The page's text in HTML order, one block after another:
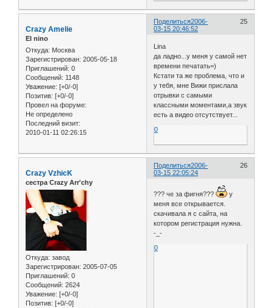
Поделиться 25
2006-
03-15 20:46:52
Crazy Amelie
El nino
Откуда: Москва
Зарегистрирован: 2005-05-18
Приглашений: 0
Сообщений: 1148
Уважение: [+0/-0]
Позитив: [+0/-0]
Провел на форуме:
Не определено
Последний визит:
2010-01-11 02:26:15
Lina
да ладно...у меня у самой нет
времени печатать=)
Кстати та же проблема, что и
у тебя, мне Вижи прислала
отрывки с самыми
классными моментами,а звук
есть а видео отсутствует...
0
Поделиться 26
2006-
03-15 22:05:24
Crazy VzhicK
сестра Crazy Arr'chy
Откуда: завод
Зарегистрирован: 2005-07-05
Приглашений: 0
Сообщений: 2624
Уважение: [+0/-0]
Позитив: [+0/-0]
??? че за фигня???
у
меня все открывается.
скачивала я с сайта, на
котором регистрация нужна.
-_-
0